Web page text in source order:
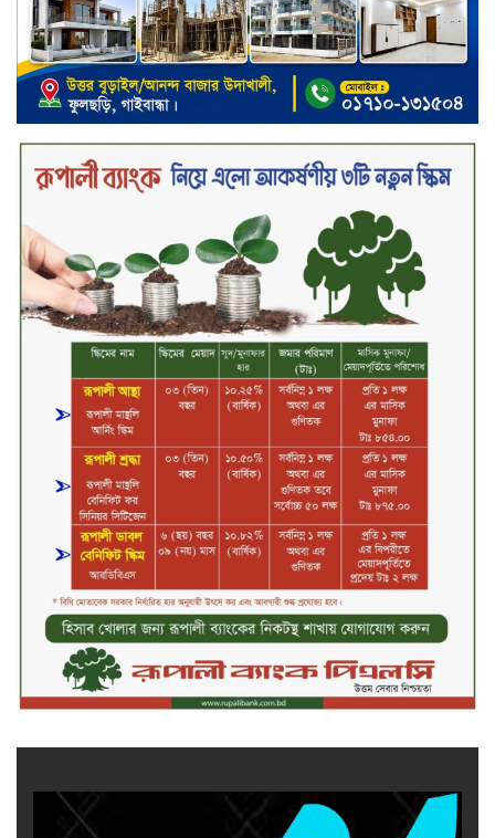
ক্যাশলেস বাংলাদেশ বিনির্মাণে
ইসলামী ব্যাংকের উদ্যোগে বাংলা
কিউআর নিয়ে বিশিষ্ট আলেমদের সঙ্গে
মতবিনিময় সভা অনুষ্ঠিত
‘শেখ হাসিনা ডিসেম্বরে ফিরলে গণহত্যার
দায় নিয়ে কারাগারে যাবেন,’ আইনমন্ত্রী
মধ্যরাতে শাহজালাল বিমানবন্দরের
বলাকা লাউঞ্জে অগ্নিকাণ্ড
নিরাপদ ও স্বল্পব্যয়ে ক্যাশলেস লেনদেন
গড়তে কাজ করছে বাংলাদেশ ব্যাংক:
গভর্নর
জীবননগর সীমান্ত দিয়ে ভারতে অবৈধ
অনুপ্রবেশের সময় ৮ বাংলাদেশি নারী
আটক